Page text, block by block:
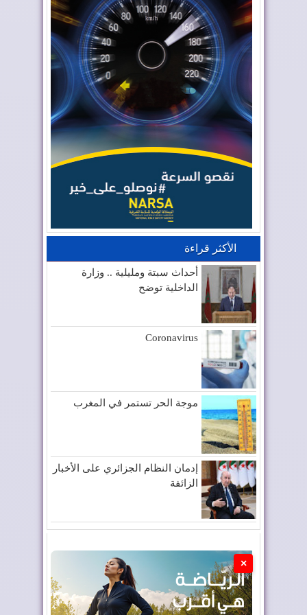
الأكثر قراءة
أحداث سبتة ومليلية .. وزارة
الداخلية توضح
Coronavirus
موجة الحر تستمر في المغرب
إدمان النظام الجزائري على الأخبار
الزائفة
×